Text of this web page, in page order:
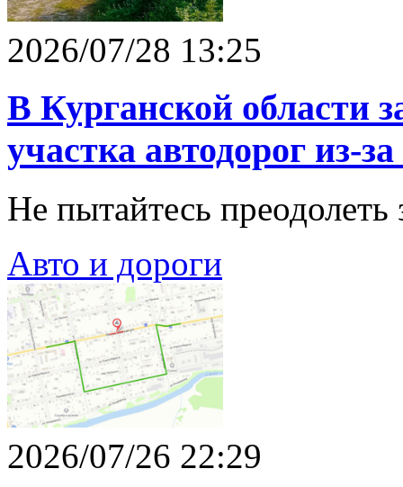
2026/07/28 13:25
В Курганской области
участка автодорог из-
Не пытайтесь преодолеть
Авто и дороги
2026/07/26 22:29